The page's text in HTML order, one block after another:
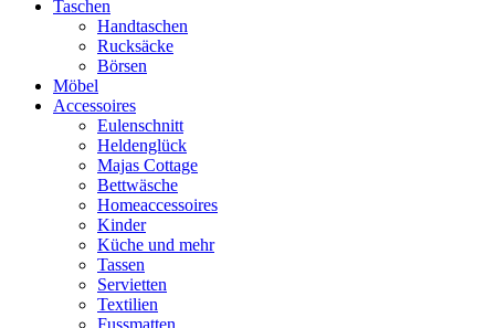
Taschen
Handtaschen
Rucksäcke
Börsen
Möbel
Accessoires
Eulenschnitt
Heldenglück
Majas Cottage
Bettwäsche
Homeaccessoires
Kinder
Küche und mehr
Tassen
Servietten
Textilien
Fussmatten